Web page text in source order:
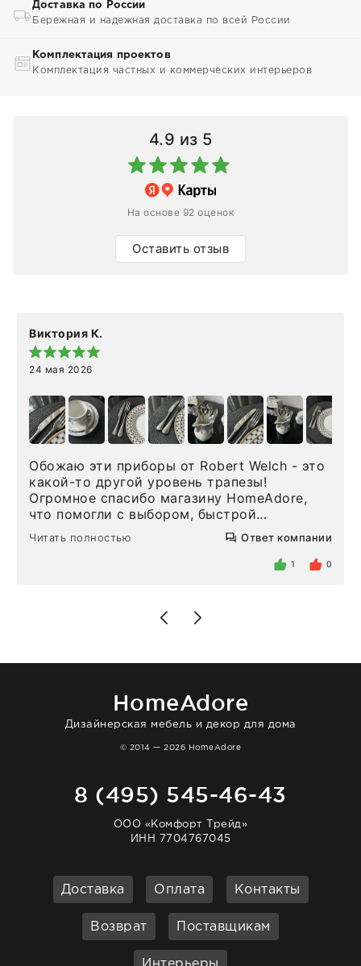
Доставка по России
Бережная и надежная доставка по всей России
Комплектация проектов
Комплектация частных и коммерческих интерьеров
4.9 из 5
На основе 92 оценок
Оставить отзыв
Виктория К.
24 мая 2026
Обожаю эти приборы от Robert Welch - это
какой-то другой уровень трапезы!
Огромное спасибо магазину HomeAdore,
что помогли с выбором, быстрой
доставкой и высоким сервисом. Один раз
была здесь лично, забирала чайные ложки,
внутри очень много антикварной посуды,
Позже заказывала остальные приборы -
доставили сдэком на следующий день к
отвечает очень быстро. Взаимодействием
Читать полностью Ответ компании
1 0
HomeAdore
Дизайнерская мебель и декор для дома
© 2014 — 2026 HomeAdore
8 (495) 545-46-43
ООО «Комфорт Трейд»
ИНН 7704767045
Доставка Оплата Контакты
Возврат Поставщикам